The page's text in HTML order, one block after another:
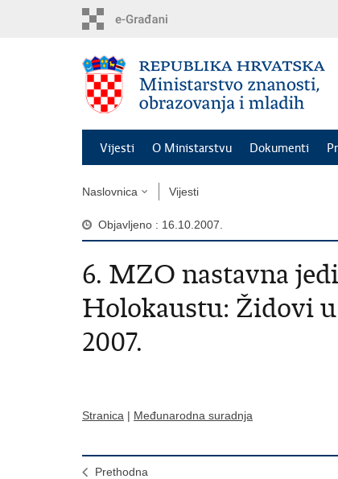
Vijesti O Ministarstvu Dokumenti
Naslovnica Vijesti
Objavljeno : 16.10.2007.
6. MZO nastavna
Holokaustu: Židovi
2007.
Stranica | Međunarodna suradnja
Prethodna